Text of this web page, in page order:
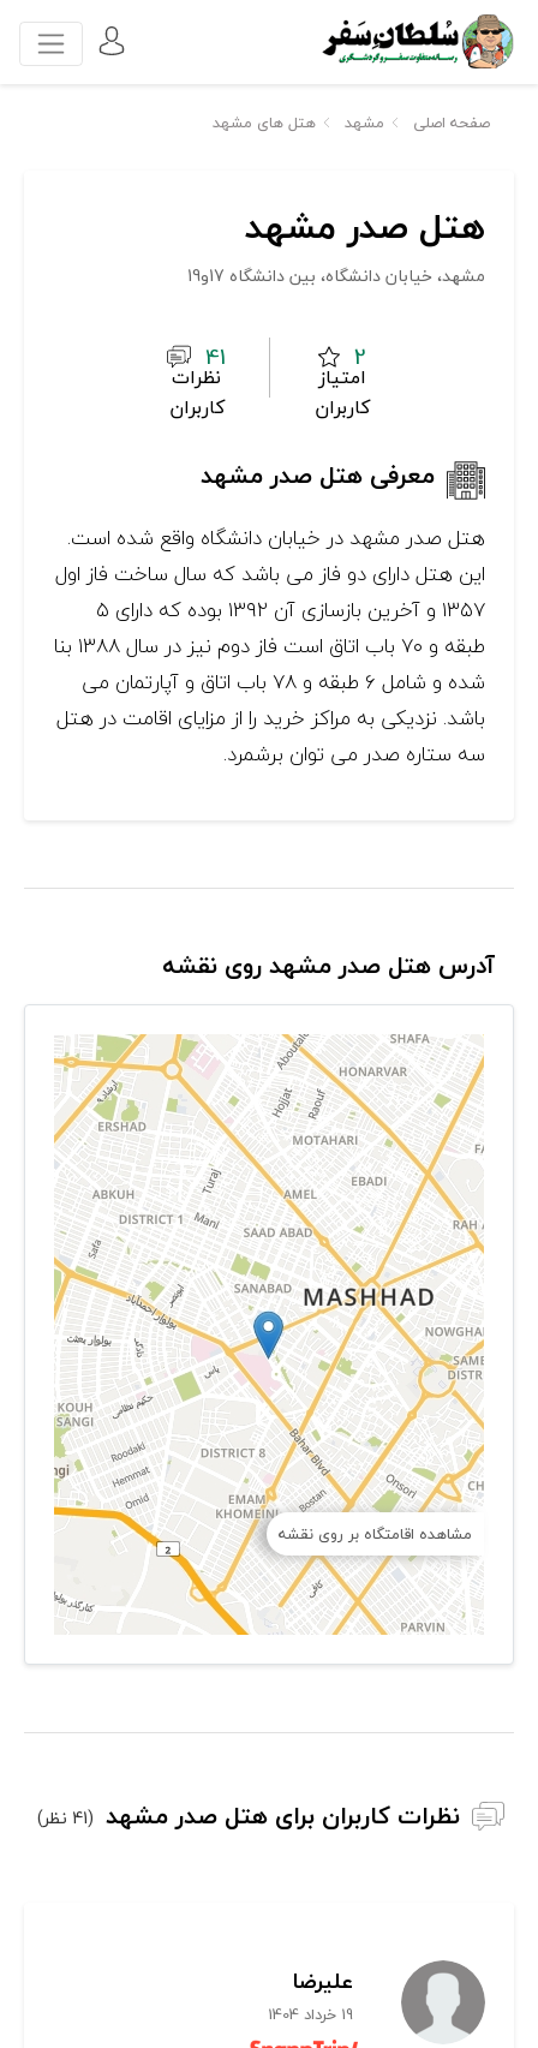
صفحه اصلی مشهد هتل های مشهد
هتل صدر مشهد
مشهد، خیابان دانشگاه، بین دانشگاه 17و19
2
امتیاز
کاربران
41
نظرات
کاربران
معرفی هتل صدر مشهد
هتل صدر مشهد در خیابان دانشگاه واقع شده است.
این هتل دارای دو فاز می باشد که سال ساخت فاز اول
۱۳۵۷ و آخرین بازسازی آن ۱۳۹۲ بوده که دارای ۵
طبقه و ۷۰ باب اتاق است فاز دوم نیز در سال ۱۳۸۸ بنا
شده و شامل ۶ طبقه و ۷۸ باب اتاق و آپارتمان می
باشد. نزدیکی به مراکز خرید را از مزایای اقامت در هتل
سه ستاره صدر می توان برشمرد.
آدرس هتل صدر مشهد روی نقشه
مشاهده اقامتگاه بر روی نقشه
نظرات کاربران برای هتل صدر مشهد (41 نظر)
علیرضا
19 خرداد 1404